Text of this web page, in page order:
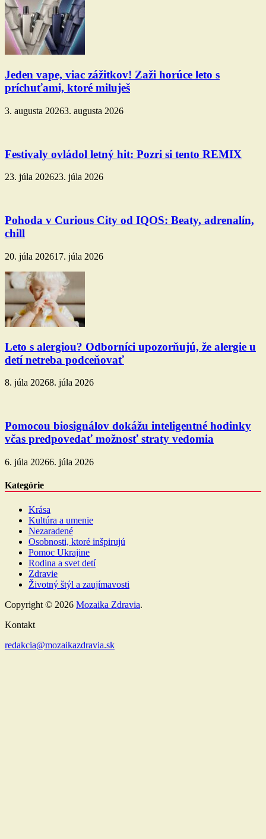
Jeden vape, viac zážitkov! Zaži horúce leto s
príchuťami, ktoré miluješ
3. augusta 20263. augusta 2026
Festivaly ovládol letný hit: Pozri si tento REMIX
23. júla 202623. júla 2026
Pohoda v Curious City od IQOS: Beaty, adrenalín,
chill
20. júla 202617. júla 2026
Leto s alergiou? Odborníci upozorňujú, že alergie u
detí netreba podceňovať
8. júla 20268. júla 2026
Pomocou biosignálov dokážu inteligentné hodinky
včas predpovedať možnosť straty vedomia
6. júla 20266. júla 2026
Kategórie
Krása
Kultúra a umenie
Nezaradené
Osobnosti, ktoré inšpirujú
Pomoc Ukrajine
Rodina a svet detí
Zdravie
Životný štýl a zaujímavosti
Copyright © 2026 Mozaika Zdravia.
Kontakt
redakcia@mozaikazdravia.sk